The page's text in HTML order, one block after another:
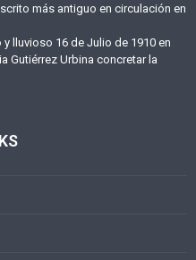
más antiguo en circulación en
lluvioso 16 de Julio de 1910 en
Gutiérrez Urbina concretar la